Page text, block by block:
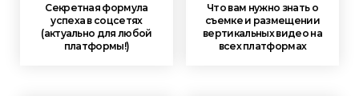
Секретная формула
успеха в соцсетях
(актуально для любой
платформы!)
Что вам нужно знать о
съемке и размещении
вертикальных видео на
всех платформах